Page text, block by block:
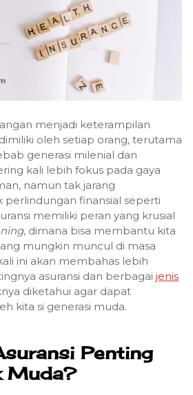
menjadi keterampilan
oleh setiap orang, terutama
generasi milenial dan
kali lebih fokus pada gaya
namun tak jarang
perlindungan finansial seperti
memiliki peran yang krusial
, dimana bisa membantu kita
mungkin muncul di masa
ini akan membahas lebih
asuransi dan berbagai jenis
diketahui agar dapat
kita si generasi muda.
Penting
Muda?